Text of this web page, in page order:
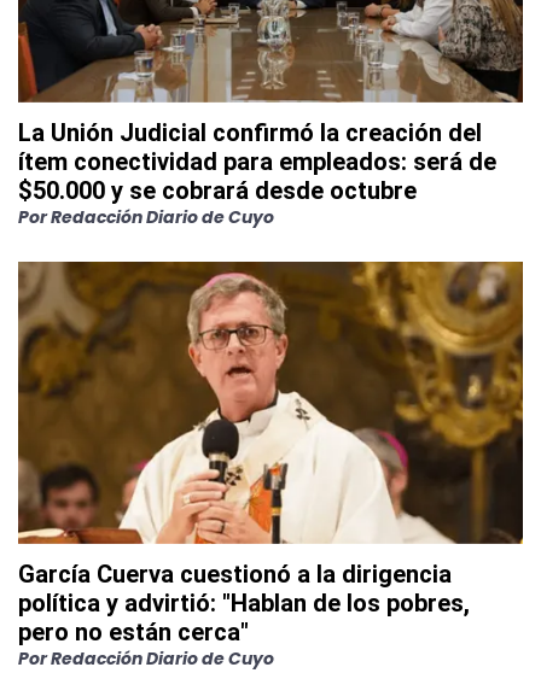
La Unión Judicial confirmó la creación del
ítem conectividad para empleados: será de
$50.000 y se cobrará desde octubre
PorRedacción Diario de Cuyo
García Cuerva cuestionó a la dirigencia
política y advirtió: "Hablan de los pobres,
pero no están cerca"
PorRedacción Diario de Cuyo